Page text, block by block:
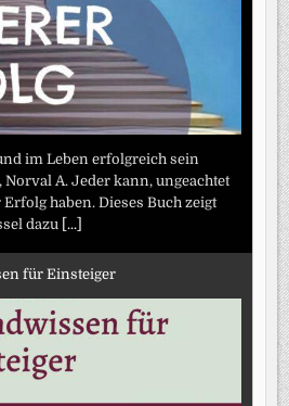
im Leben erfolgreich sein
A. Jeder kann, ungeachtet
haben. Dieses Buch zeigt
dazu
[...]
für Einsteiger